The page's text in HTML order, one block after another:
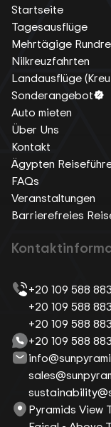
Startseite
Tagesausflüge
Mehrtägige
Nilkreuzfahrten
Landausflüge
Sonderangebot
Auto mieten
Über Uns
Kontakt
Ägypten
FAQs
Veranstaltungen
Barrierefreies
+20 109 588
+20 109 588
+20 109 588
+20 109 588
Pyramids View